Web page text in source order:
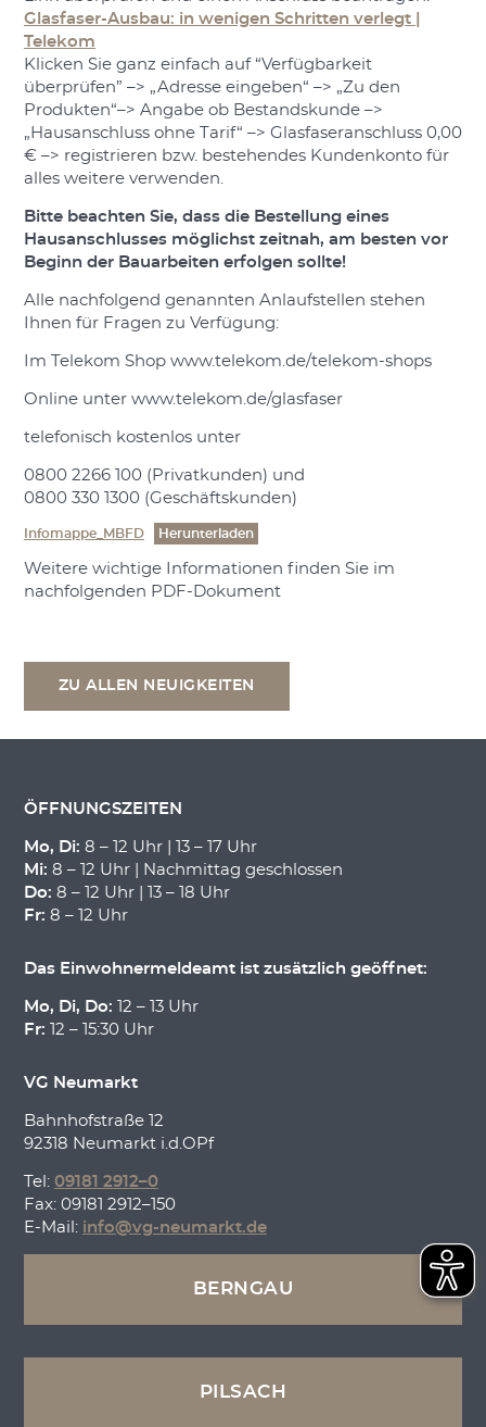
Glasfaser-Ausbau: in wenigen Schritten verlegt |
Telekom
Klicken Sie ganz einfach auf “Verfügbarkeit
überprüfen” –> „Adresse eingeben“ –> „Zu den
Produkten“–> Angabe ob Bestandskunde –>
„Hausanschluss ohne Tarif“ –> Glasfaseranschluss 0,00
€ –> registrieren bzw. bestehendes Kundenkonto für
alles weitere verwenden.
Bitte beachten Sie, dass die Bestellung eines
Hausanschlusses möglichst zeitnah, am besten vor
Beginn der Bauarbeiten erfolgen sollte!
Alle nachfolgend genannten Anlaufstellen stehen
Ihnen für Fragen zu Verfügung:
Im Telekom Shop www.telekom.de/telekom-shops
Online unter www.telekom.de/glasfaser
telefonisch kostenlos unter
0800 2266 100 (Privatkunden) und
0800 330 1300 (Geschäftskunden)
Infomappe_MBFD Herunterladen
Weitere wichtige Informationen finden Sie im
nachfolgenden PDF-Dokument
ZU ALLEN NEUIGKEITEN
ÖFFNUNGSZEITEN
Mo, Di: 8 – 12 Uhr | 13 – 17 Uhr
Mi: 8 – 12 Uhr | Nachmittag geschlossen
Do: 8 – 12 Uhr | 13 – 18 Uhr
Fr: 8 – 12 Uhr
Das Einwohnermeldeamt ist zusätzlich geöffnet:
Mo, Di, Do: 12 – 13 Uhr
Fr: 12 – 15:30 Uhr
VG Neumarkt
Bahnhofstraße 12
92318 Neumarkt i.d.OPf
Tel: 09181 2912–0
Fax: 09181 2912–150
E-Mail: info@vg-neumarkt.de
BERNGAU
PILSACH